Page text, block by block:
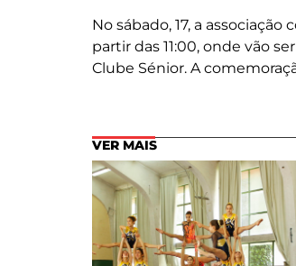
No sábado, 17, a
partir das 11:00, onde vão
Clube Sénior. A
VER MAIS